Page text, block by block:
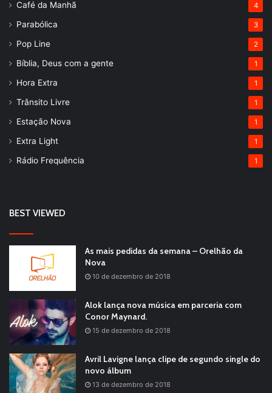
Café da Manhã 4
Parabólica 3
Pop Line 2
Bíblia, Deus com a gente 1
Hora Extra 1
Trânsito Livre 1
Estação Nova 1
Extra Light 1
Rádio Frequência 1
BEST VIEWED
As mais pedidas da semana – Orelhão da
Nova
10 de dezembro de 2018
Alok lança nova música em parceria com
Conor Maynard.
15 de dezembro de 2018
Avril Lavigne lança clipe de segundo single do
novo álbum
13 de dezembro de 2018